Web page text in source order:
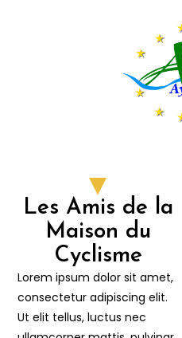
Les Amis de la
Maison du
Cyclisme
Lorem ipsum dolor sit amet,
consectetur adipiscing elit.
Ut elit tellus, luctus nec